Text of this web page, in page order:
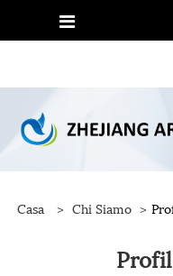
Casa > Chi Siamo >